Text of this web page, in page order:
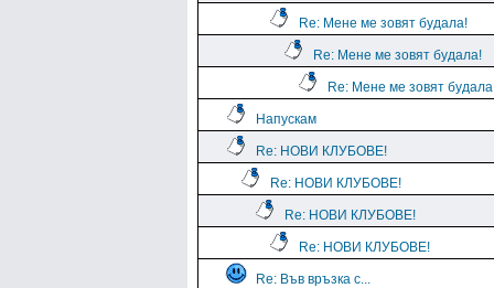
Re: Мене ме зовят будала!
Re: Мене ме зовят будала!
Re: Мене ме зовят
Напускам
Re: НОВИ КЛУБОВЕ!
Re: НОВИ КЛУБОВЕ!
Re: НОВИ КЛУБОВЕ!
Re: НОВИ КЛУБОВЕ!
Re: Във връзка с...